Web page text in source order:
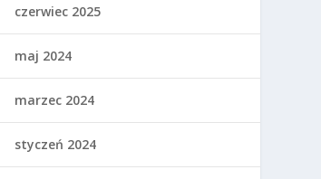
czerwiec 2025
maj 2024
marzec 2024
styczeń 2024